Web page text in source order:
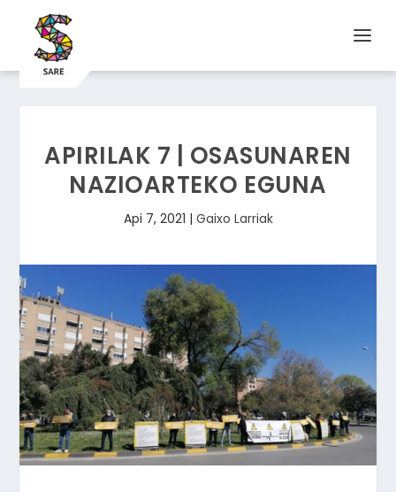
APIRILAK 7 | OSASUNAREN
NAZIOARTEKO EGUNA
Api 7, 2021 | Gaixo Larriak